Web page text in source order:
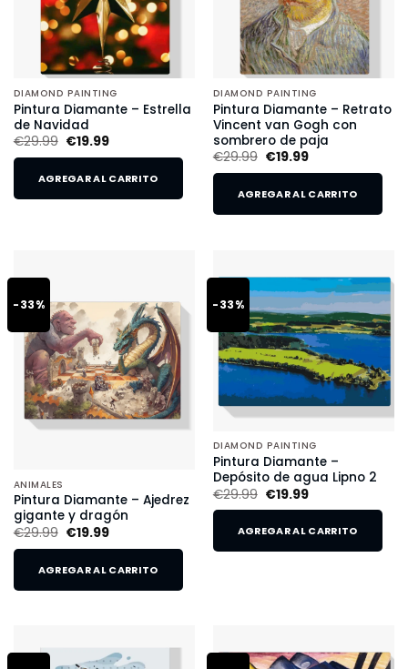
DIAMOND PAINTING
Pintura Diamante – Estrella
de Navidad
€29.99 €19.99
AGREGAR AL CARRITO
DIAMOND PAINTING
Pintura Diamante – Retrato
Vincent van Gogh con
sombrero de paja
€29.99 €19.99
AGREGAR AL CARRITO
-33%
ANIMALES
Pintura Diamante – Ajedrez
gigante y dragón
€29.99 €19.99
AGREGAR AL CARRITO
-33%
DIAMOND PAINTING
Pintura Diamante –
Depósito de agua Lipno 2
€29.99 €19.99
AGREGAR AL CARRITO